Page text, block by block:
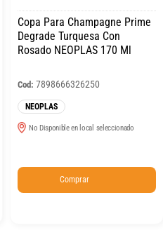
Copa Para Champagne Prime
Degrade Turquesa Con
Rosado NEOPLAS 170 Ml
Cod: 7898666326250
NEOPLAS
No Disponible en local seleccionado
Comprar